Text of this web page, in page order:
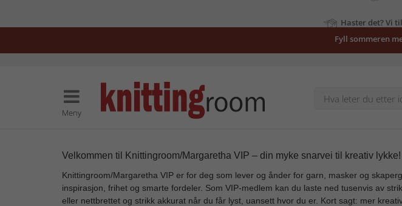
Fyll sommeren
Meny
Velkommen til Knittingroom/Margaretha VIP – din myke snarvei til kreativ lykke!
Knittingroom/Margaretha VIP er for deg som lever og ånder for garn, masker og
inspirasjon, frihet og smarte fordeler. Som VIP-medlem kan du laste ned tusenvis av
eller nettbrettet og strikk akkurat når du får lyst, uansett hvor du er. Kort sagt: mer